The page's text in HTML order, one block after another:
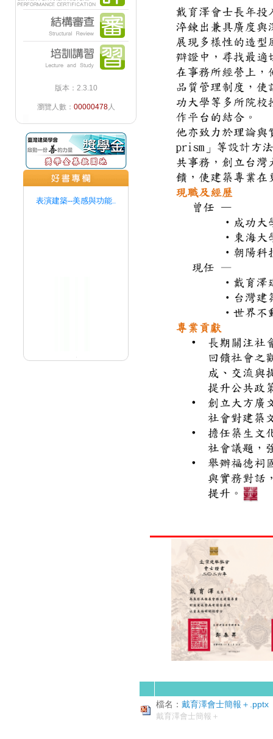
版本：2.3.10
瀏覽人數： 00000478人
表演建築--美感與功能..
檔名： 戴育澤會士簡報＋.pptx
戴育澤會士簡報＋